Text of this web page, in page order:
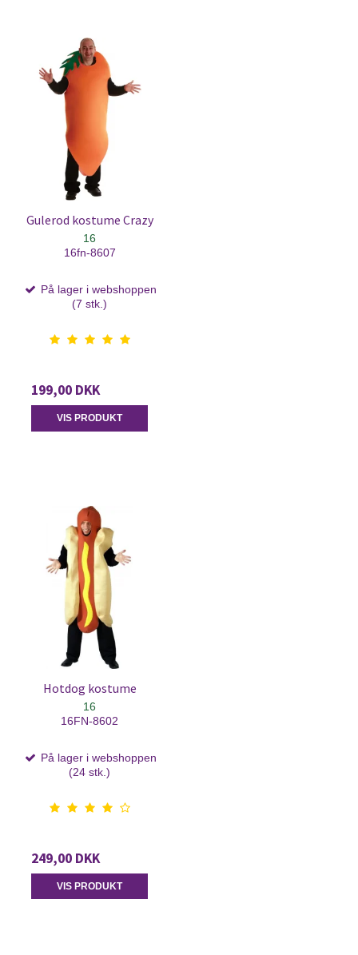
Gulerod kostume Crazy
16
16fn-8607
På lager i webshoppen
(7 stk.)
199,00 DKK
VIS PRODUKT
Hotdog kostume
16
16FN-8602
På lager i webshoppen
(24 stk.)
249,00 DKK
VIS PRODUKT